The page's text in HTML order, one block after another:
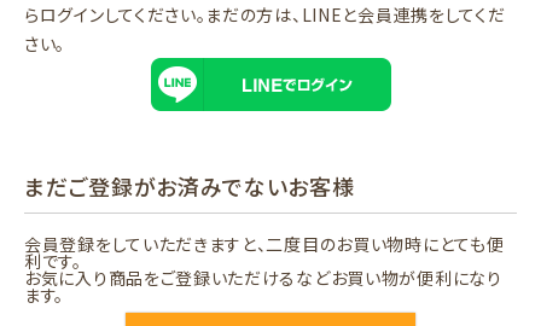
らログインしてください。まだの方は、 LINEと会員連携をしてくだ
さい。
まだご登録がお済みでないお客様
会員登録をしていただきますと、二度目のお買い物時にとても便
利です。
お気に入り商品をご登録いただけるなどお買い物が便利になり
ます。